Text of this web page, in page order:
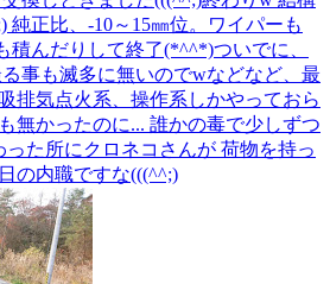
純正比、-10～15㎜位。ワイパーも
積んだりして終了(*^^*)ついでに、
事も滅多に無いのでwなどなど、最
排気点火系、操作系しかやっておら
無かったのに... 誰かの毒で少しずつ
た所にクロネコさんが 荷物を持っ
の内職ですな(((^^;)